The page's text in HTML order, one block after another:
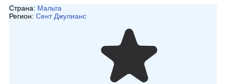
Страна: Мальта
Регион: Сент Джулианс